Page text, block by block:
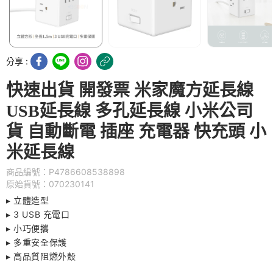
分享 :
快速出貨 開發票 米家魔方延長線
USB延長線 多孔延長線 小米公司
貨 自動斷電 插座 充電器 快充頭 小
米延長線
商品編號：P4786608538898
原始貨號：070230141
▸ 立體造型
▸ 3 USB 充電口
▸ 小巧便攜
▸ 多重安全保護
▸ 高品質阻燃外殼